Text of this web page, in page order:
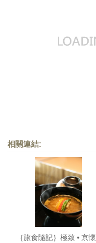
相關連結:
｛旅食隨記｝極致 • 京懷